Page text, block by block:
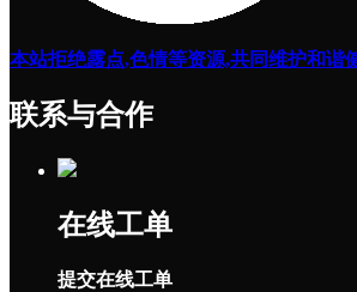
本站拒绝露点,色情等资源,共同维护和谐
联系与合作
在线工单
提交在线工单